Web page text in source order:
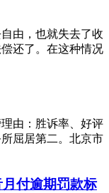
由，也就失去了收
还了。在这种情况
由：胜诉率、好评
屈居第二。北京市
付逾期罚款标